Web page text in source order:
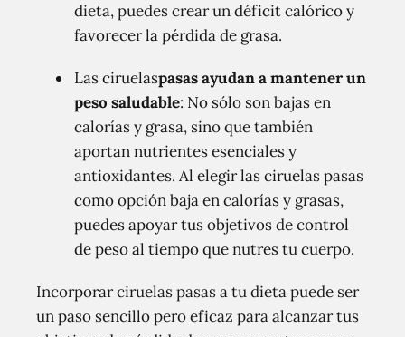
dieta, puedes crear un déficit calórico y
favorecer la pérdida de grasa.
Las ciruelaspasas ayudan a mantener un
peso saludable: No sólo son bajas en
calorías y grasa, sino que también
aportan nutrientes esenciales y
antioxidantes. Al elegir las ciruelas pasas
como opción baja en calorías y grasas,
puedes apoyar tus objetivos de control
de peso al tiempo que nutres tu cuerpo.
Incorporar ciruelas pasas a tu dieta puede ser
un paso sencillo pero eficaz para alcanzar tus